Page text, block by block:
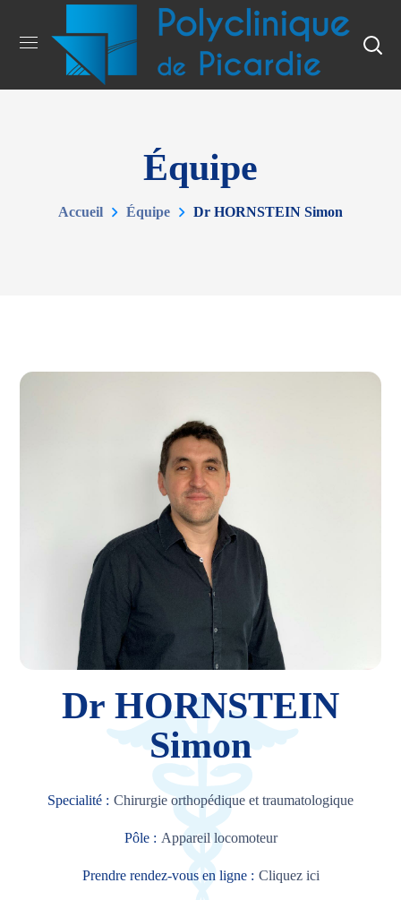
Équipe
Accueil Équipe Dr HORNSTEIN Simon
Dr HORNSTEIN
Simon
Specialité : Chirurgie orthopédique et traumatologique
Pôle : Appareil locomoteur
Prendre rendez-vous en ligne : Cliquez ici